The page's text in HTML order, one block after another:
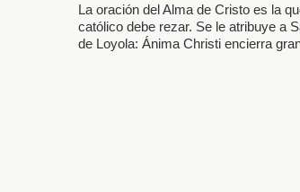
La oración del Alma de Cristo es la
católico debe rezar. Se le atribuye a
de Loyola: Ánima Christi encierra